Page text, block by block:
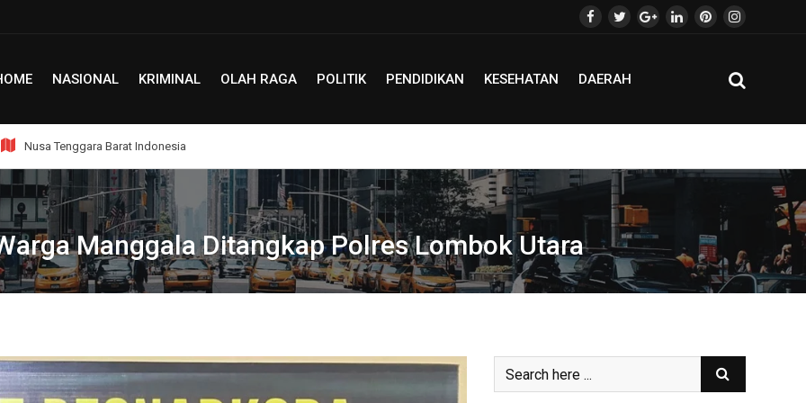
NASIONAL KRIMINAL OLAH RAGA POLITIK PENDIDIKAN KESEHATAN DAERAH
Nusa Tenggara Barat Indonesia
Manggala Ditangkap Polres Lombok Utara